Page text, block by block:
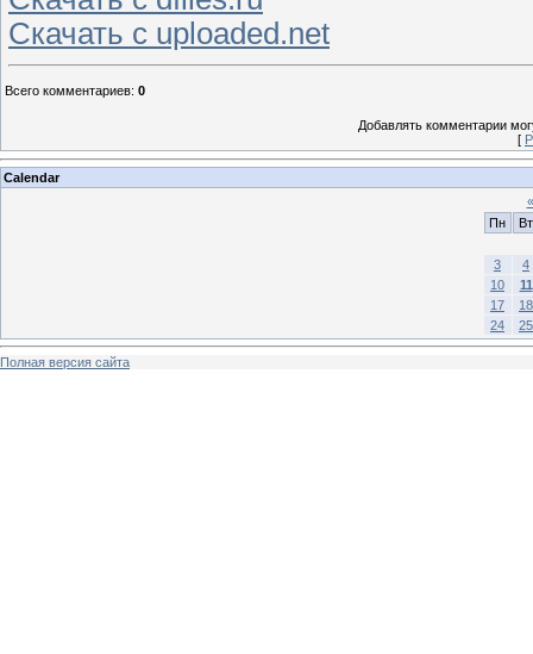
Скачать с uploaded.net
Всего комментариев: 0
Добавлять комментарии
[
Calendar
«
Пн
Вт
3
4
10
11
17
18
24
25
Полная версия сайта